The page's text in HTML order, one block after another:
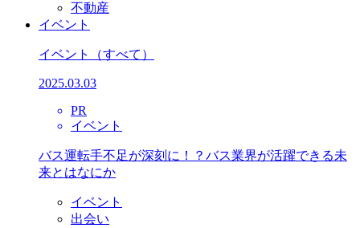
不動産
イベント
イベント （すべて）
2025.03.03
PR
イベント
バス運転手不足が深刻に！？バス業界が活躍できる未
来とはなにか
イベント
出会い